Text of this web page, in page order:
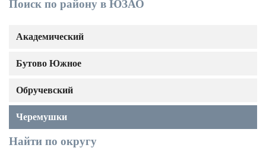
Поиск по району в ЮЗАО
Академический
Бутово Южное
Обручевский
Черемушки
Найти по округу